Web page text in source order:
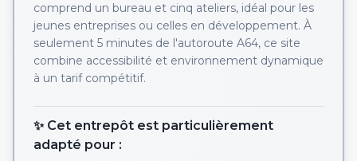
comprend un bureau et cinq ateliers, idéal pour les
jeunes entreprises ou celles en développement. À
seulement 5 minutes de l'autoroute A64, ce site
combine accessibilité et environnement dynamique
à un tarif compétitif.
✨ Cet entrepôt est particulièrement
adapté pour :